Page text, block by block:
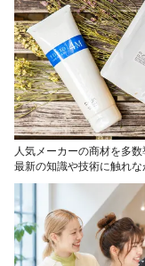
人気メーカーの商材を多数
最新の知識や技術に触れ